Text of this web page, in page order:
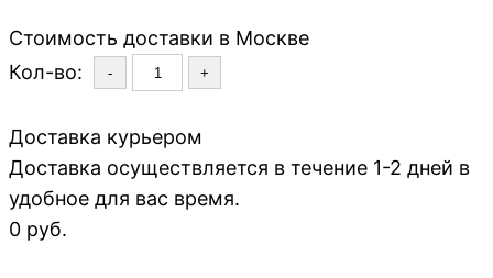
Стоимость доставки в Москве
Кол-во:
- +
Доставка курьером
Доставка осуществляется в течение 1-2 дней в
удобное для вас время.
0 руб.